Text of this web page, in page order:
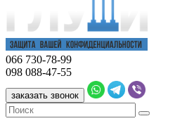
066 730-78-99
098 088-47-55
заказать звонок